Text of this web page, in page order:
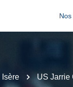
Isère US Jarrie